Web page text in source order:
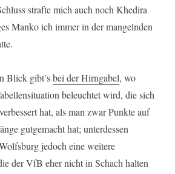
strafte mich auch noch Khedira
Manko ich immer in der mangelnden
Blick gibt’sbei der Hirngabel, wo
beleuchtet wird, die sich
hat, als man zwar Punkte auf
gutgemacht hat; unterdessen
jedoch eine weitere
der VfB eher nicht in Schach halten